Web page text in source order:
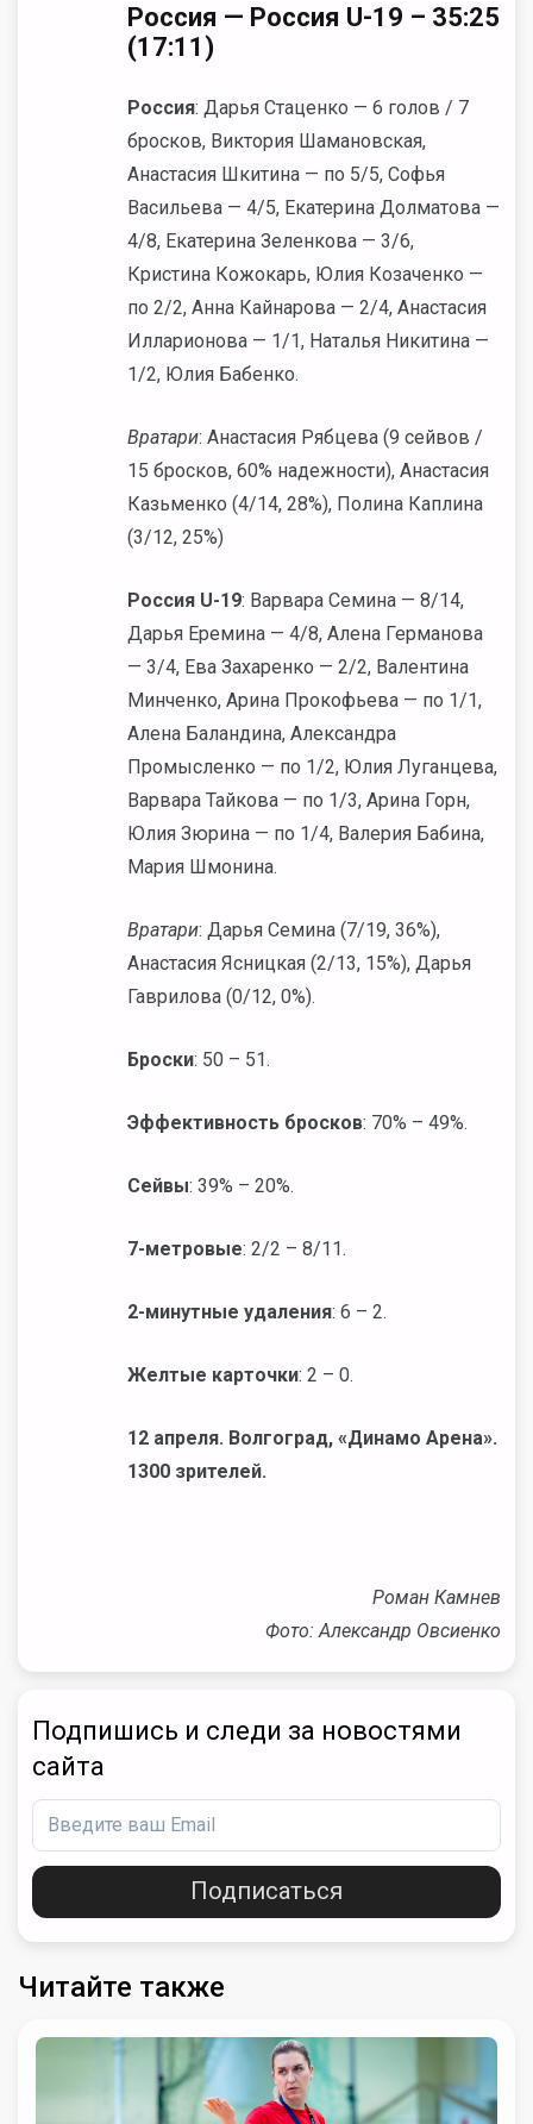
Россия — Россия U-19 – 35:25
(17:11)
Россия: Дарья Стаценко — 6 голов / 7
бросков, Виктория Шамановская,
Анастасия Шкитина — по 5/5, Софья
Васильева — 4/5, Екатерина Долматова —
4/8, Екатерина Зеленкова — 3/6,
Кристина Кожокарь, Юлия Козаченко —
по 2/2, Анна Кайнарова — 2/4, Анастасия
Илларионова — 1/1, Наталья Никитина —
1/2, Юлия Бабенко.
Вратари: Анастасия Рябцева (9 сейвов /
15 бросков, 60% надежности), Анастасия
Казьменко (4/14, 28%), Полина Каплина
(3/12, 25%)
Россия U-19: Варвара Семина — 8/14,
Дарья Еремина — 4/8, Алена Германова
— 3/4, Ева Захаренко — 2/2, Валентина
Минченко, Арина Прокофьева — по 1/1,
Алена Баландина, Александра
Промысленко — по 1/2, Юлия Луганцева,
Варвара Тайкова — по 1/3, Арина Горн,
Юлия Зюрина — по 1/4, Валерия Бабина,
Мария Шмонина.
Вратари: Дарья Семина (7/19, 36%),
Анастасия Ясницкая (2/13, 15%), Дарья
Гаврилова (0/12, 0%).
Броски: 50 – 51.
Эффективность бросков: 70% – 49%.
Сейвы: 39% – 20%.
7-метровые: 2/2 – 8/11.
2-минутные удаления: 6 – 2.
Желтые карточки: 2 – 0.
12 апреля. Волгоград, «Динамо Арена».
1300 зрителей.
Роман Камнев
Фото: Александр Овсиенко
Подпишись и следи за новостями
сайта
Подписаться
Читайте также